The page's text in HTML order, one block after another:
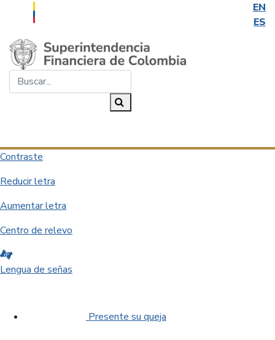
EN
ES
Saltar al contenido principal
Contraste
Reducir letra
Aumentar letra
Centro de relevo
Lengua de señas
Presente su queja